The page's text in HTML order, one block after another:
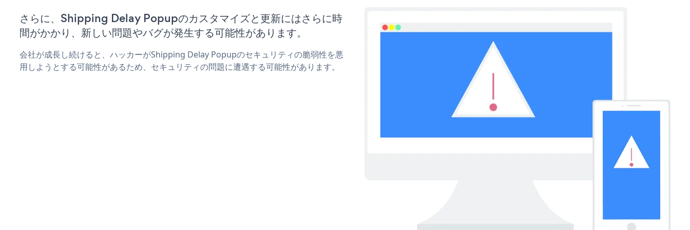
さらに、Shipping Delay Popupのカスタマイズと更新にはさらに時
間がかかり、新しい問題やバグが発生する可能性があります。
会社が成長し続けると、ハッカーがShipping Delay Popupのセキュリティの脆弱性を悪
用しようとする可能性があるため、セキュリティの問題に遭遇する可能性があります。